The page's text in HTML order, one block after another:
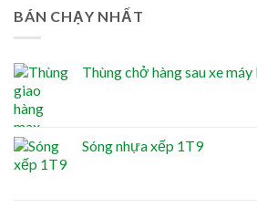
BÁN CHẠY NHẤT
Thùng chở hàng sau xe
Sóng nhựa xếp 1T9